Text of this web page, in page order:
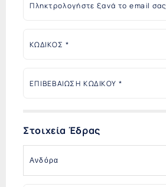
Πληκτρολογήστε ξανά το email σας
ΚΩΔΙΚΟΣ
ΕΠΙΒΕΒΑΙΩΣΗ ΚΩΔΙΚΟΥ
Στοιχεία Έδρας